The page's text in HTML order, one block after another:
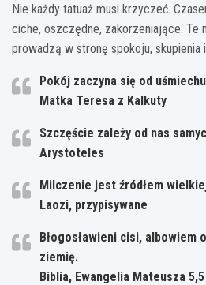
Nie każdy tatuaż musi krzyczeć.
ciche, oszczędne, zakorzeniające. Te
prowadzą w stronę spokoju, skupienia
Pokój zaczyna się od
Matka Teresa z Kalkuty
Szczęście zależy od nas
Arystoteles
Milczenie jest źródłem
Laozi, przypisywane
Błogosławieni cisi, albowiem
ziemię.
Biblia, Ewangelia Mateusza 5,5